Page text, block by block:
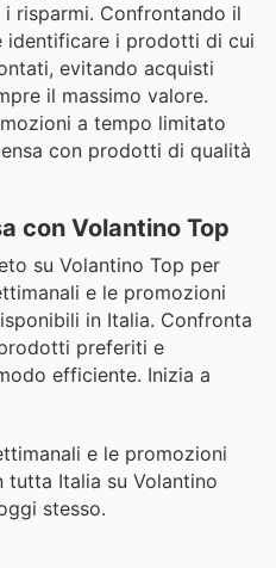
risparmi. Confrontando il
identificare i prodotti di cui
evitando acquisti
il massimo valore.
a tempo limitato
con prodotti di qualità
con Volantino Top
su Volantino Top per
e le promozioni
in Italia. Confronta
preferiti e
efficiente. Inizia a
e le promozioni
Italia su Volantino
stesso.